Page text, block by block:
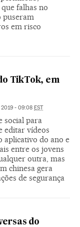
falhas no
puseram
em risco
TikTok, em
2019 - 09:08 EST
social para
editar vídeos
aplicativo do ano e
entre os jovens
outra, mas
chinesa gera
de segurança
do